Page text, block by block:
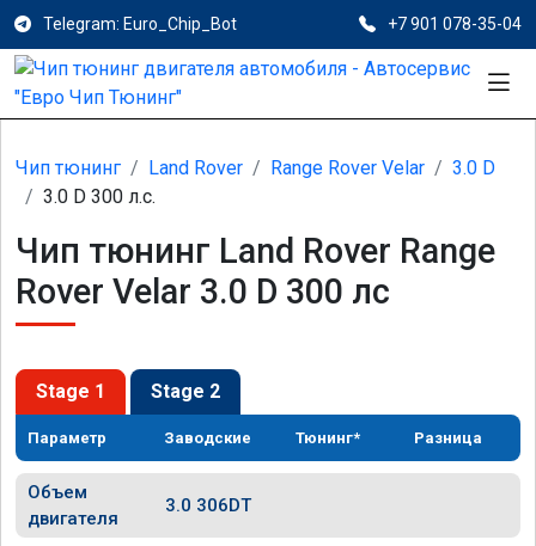
Telegram: Euro_Chip_Bot +7 901 078-35-04
Чип тюнинг Land Rover Range Rover Velar
3.0 D
3.0 D 300 л.с.
Чип тюнинг Land Rover Range
Rover Velar 3.0 D 300 лс
Stage 1 Stage 2
Параметр Заводские Тюнинг* Разница
Объем
двигателя
3.0 306DT